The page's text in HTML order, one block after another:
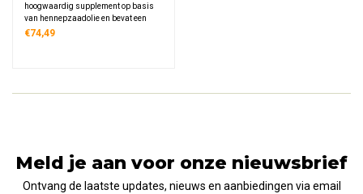
hoogwaardig supplement op basis
van hennepzaadolie en bevat een
krachtige dosering van 10% pure
€74,49
Meld je aan voor onze nieuwsbrief
Ontvang de laatste updates, nieuws en aanbiedingen via email